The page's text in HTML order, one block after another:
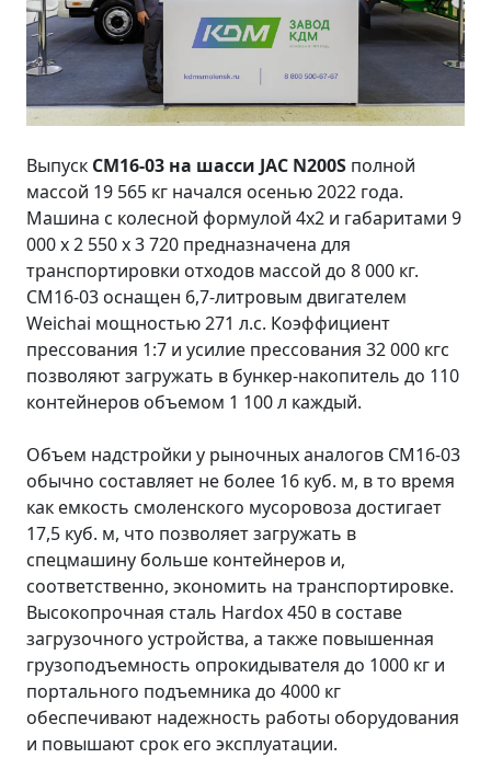
Выпуск СМ16-03 на шасси JAC N200S полной
массой 19 565 кг начался осенью 2022 года.
Машина с колесной формулой 4х2 и габаритами 9
000 х 2 550 х 3 720 предназначена для
транспортировки отходов массой до 8 000 кг.
СМ16-03 оснащен 6,7-литровым двигателем
Weichai мощностью 271 л.с. Коэффициент
прессования 1:7 и усилие прессования 32 000 кгс
позволяют загружать в бункер-накопитель до 110
контейнеров объемом 1 100 л каждый.
Объем надстройки у рыночных аналогов СМ16-03
обычно составляет не более 16 куб. м, в то время
как емкость смоленского мусоровоза достигает
17,5 куб. м, что позволяет загружать в
спецмашину больше контейнеров и,
соответственно, экономить на транспортировке.
Высокопрочная сталь Hardox 450 в составе
загрузочного устройства, а также повышенная
грузоподъемность опрокидывателя до 1000 кг и
портального подъемника до 4000 кг
обеспечивают надежность работы оборудования
и повышают срок его эксплуатации.